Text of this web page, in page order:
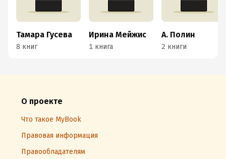
Тамара Гусева
8 книг
Ирина Мейжис
1 книга
А. Полин
2 книги
О проекте
Что такое MyBook
Правовая информация
Правообладателям